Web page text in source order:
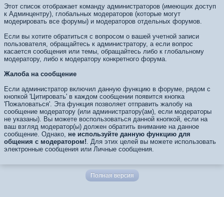
Этот список отображает команду администраторов (имеющих доступ
к Админцентру), глобальных модераторов (которые могут
модерировать все форумы) и модераторов отдельных форумов.
Если вы хотите обратиться с вопросом о вашей учетной записи
пользователя, обращайтесь к администратору, а если вопрос
касается сообщения или темы, обращайтесь либо к глобальному
модератору, либо к модератору конкретного форума.
Жалоба на сообщение
Если администратор включил данную функцию в форуме, рядом с
кнопкой 'Цитировать' в каждом сообщении появится кнопка
'Пожаловаться'. Эта функция позволяет отправить жалобу на
сообщение модератору (или администратору(ам), если модераторы
не указаны). Вы можете воспользоваться данной кнопкой, если на
ваш взгляд модератор(ы) должен обратить внимание на данное
сообщение. Однако, не используйте данную функцию для
общения с модератором!. Для этих целей вы можете использовать
электронные сообщения или Личные сообщения.
Полная версия